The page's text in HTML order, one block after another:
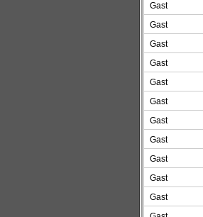
Gast
Gast
Gast
Gast
Gast
Gast
Gast
Gast
Gast
Gast
Gast